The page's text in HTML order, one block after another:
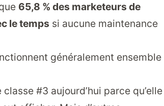
65,8 % des marketeurs de
le temps si aucune maintenance
généralement ensemble
#3 aujourd’hui parce qu’elle